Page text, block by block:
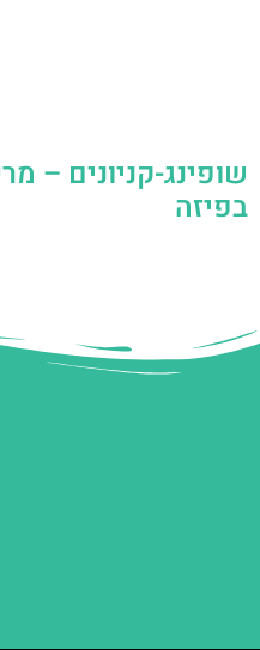
שופינג-קניונים –
בפיזה